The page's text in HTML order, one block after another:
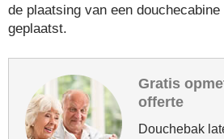
de plaatsing van een
geplaatst.
Gratis
offerte
Douchebak